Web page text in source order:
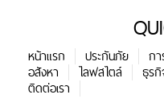
หน้าแรก ประกันภัย กา
อสังหา
ไลฟสไตล์ ธุร
ติดต่อเรา